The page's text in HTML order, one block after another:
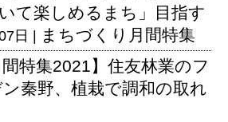
て楽しめるまち」目指す
日 | まちづくり月間特集
間特集2021】住友林業のフ
秦野、植栽で調和の取れ